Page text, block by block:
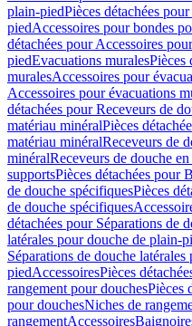
plain-piedPièces détachées
piedAccessoires pour bondes
détachées pour Accessoires
piedEvacuations muralesPièces
muralesAccessoires pour
Accessoires pour évacuations
détachées pour Receveurs de
matériau minéralPièces
matériau minéralReceveurs de
minéralReceveurs de douche
supportsPièces détachées pour
de douche spécifiquesPièces
de douche spécifiques
détachées pour Séparations de
latérales pour douche de plain-
Séparations de douche
piedAccessoiresPièces
rangement pour douchesPièces
pour douchesNiches de
rangementAccessoires